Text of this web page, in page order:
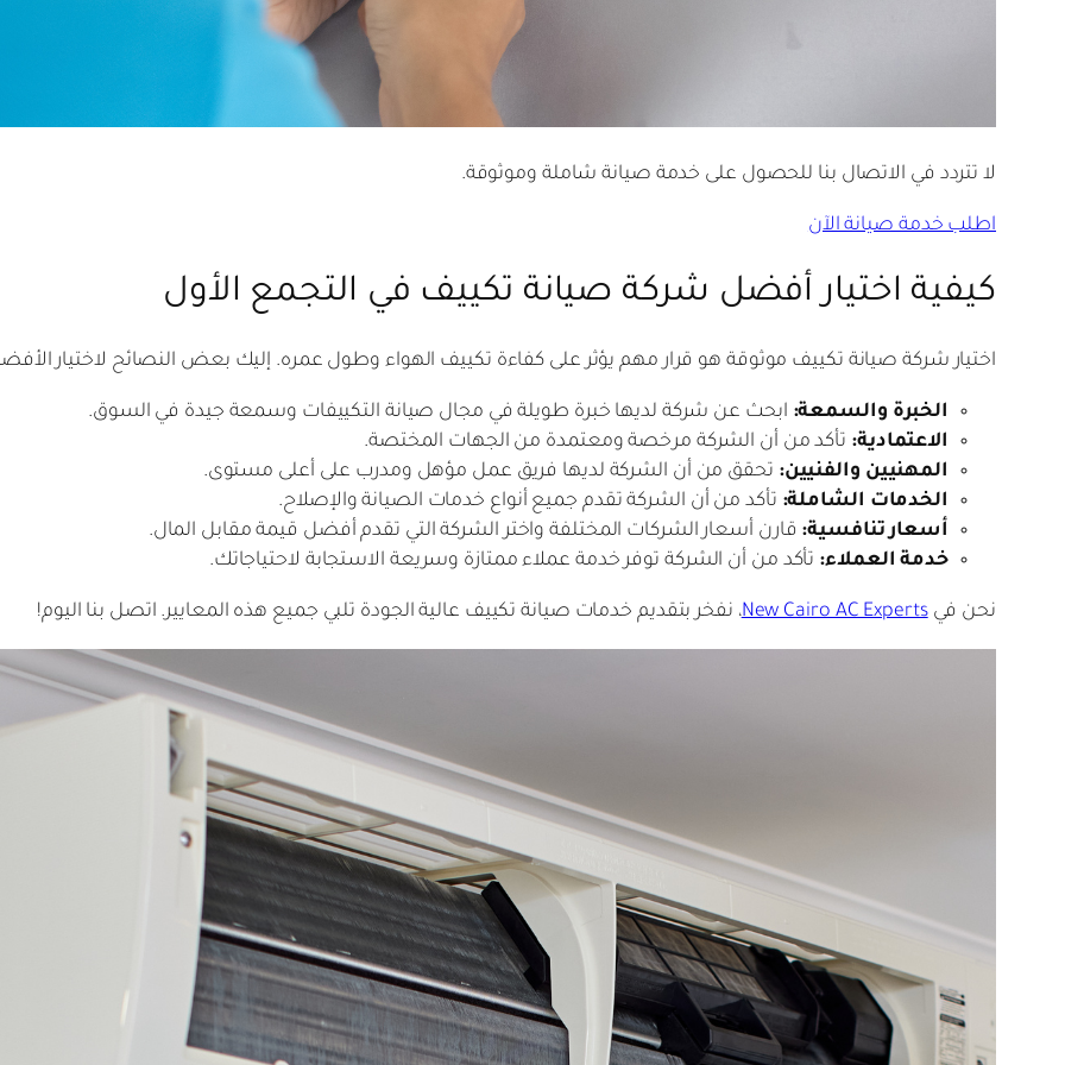
لا تتردد في الاتصال بنا للحصول على خدمة صيانة شاملة وموثوقة.
اطلب خدمة صيانة الآن
كيفية اختيار أفضل شركة صيانة تكييف في التجمع الأول
اختيار شركة صيانة تكييف موثوقة هو قرار مهم يؤثر على كفاءة تكييف الهواء وطول عمره. إليك بعض النصائح لاختيار
الخبرة والسمعة: ابحث عن شركة لديها خبرة طويلة في مجال صيانة التكييفات وسمعة جيدة في السوق.
الاعتمادية: تأكد من أن الشركة مرخصة ومعتمدة من الجهات المختصة.
المهنيين والفنيين: تحقق من أن الشركة لديها فريق عمل مؤهل ومدرب على أعلى مستوى.
الخدمات الشاملة: تأكد من أن الشركة تقدم جميع أنواع خدمات الصيانة والإصلاح.
أسعار تنافسية: قارن أسعار الشركات المختلفة واختر الشركة التي تقدم أفضل قيمة مقابل المال.
خدمة العملاء: تأكد من أن الشركة توفر خدمة عملاء ممتازة وسريعة الاستجابة لاحتياجاتك.
نحن فيNew Cairo AC Experts، نفخر بتقديم خدمات صيانة تكييف عالية الجودة تلبي جميع هذه المعايير. اتصل بنا اليوم!